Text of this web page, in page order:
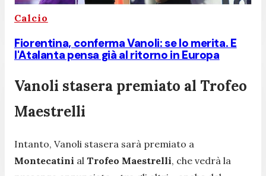
Calcio
Fiorentina, conferma Vanoli: se lo merita. E
l'Atalanta pensa già al ritorno in Europa
Vanoli stasera premiato al Trofeo
Maestrelli
Intanto, Vanoli stasera sarà premiato a
Montecatini al Trofeo Maestrelli, che vedrà la